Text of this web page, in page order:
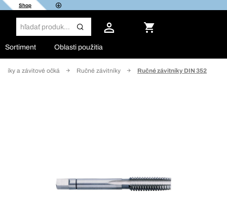
Shop
Sortiment Oblasti použitia
a závitové očká Ručné závitníky Ručné závitníky DIN 352